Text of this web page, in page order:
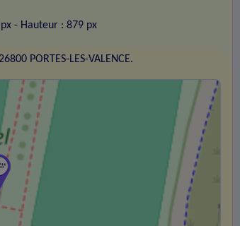
- Hauteur : 879 px
PORTES-LES-VALENCE.